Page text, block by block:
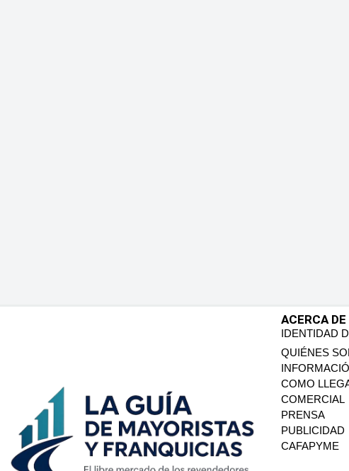
ACERCA DE
IDENTIDAD
QUIÉNES
COMO
COMERCIAL
PRENSA
PUBLICIDAD
CAFAPYME